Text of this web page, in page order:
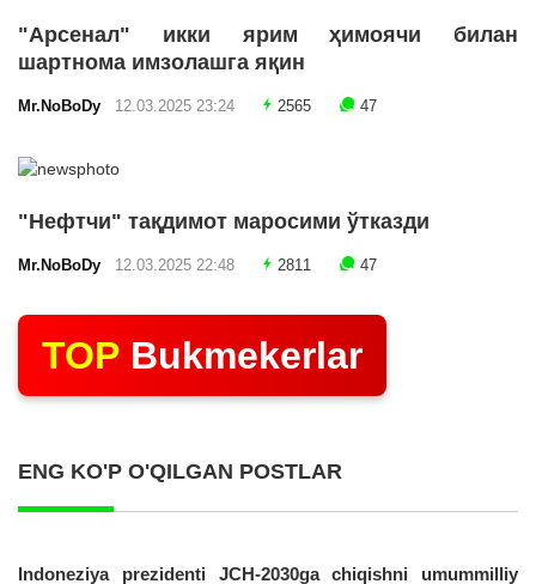
"Арсенал" икки ярим ҳимоячи билан
шартнома имзолашга яқин
Mr.NoBoDy 12.03.2025 23:24 2565 47
"Нефтчи" тақдимот маросими ўтказди
Mr.NoBoDy 12.03.2025 22:48 2811 47
TOP Bukmekerlar
ENG KO'P O'QILGAN POSTLAR
Indoneziya prezidenti JCH-2030ga chiqishni umummilliy